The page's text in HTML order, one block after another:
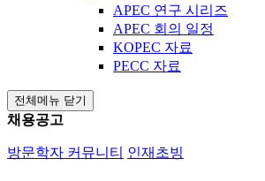
APEC 연구 시리즈
APEC 회의 일정
KOPEC 자료
PECC 자료
전체메뉴 닫기
채용공고
방문학자 커뮤니티 인재초빙